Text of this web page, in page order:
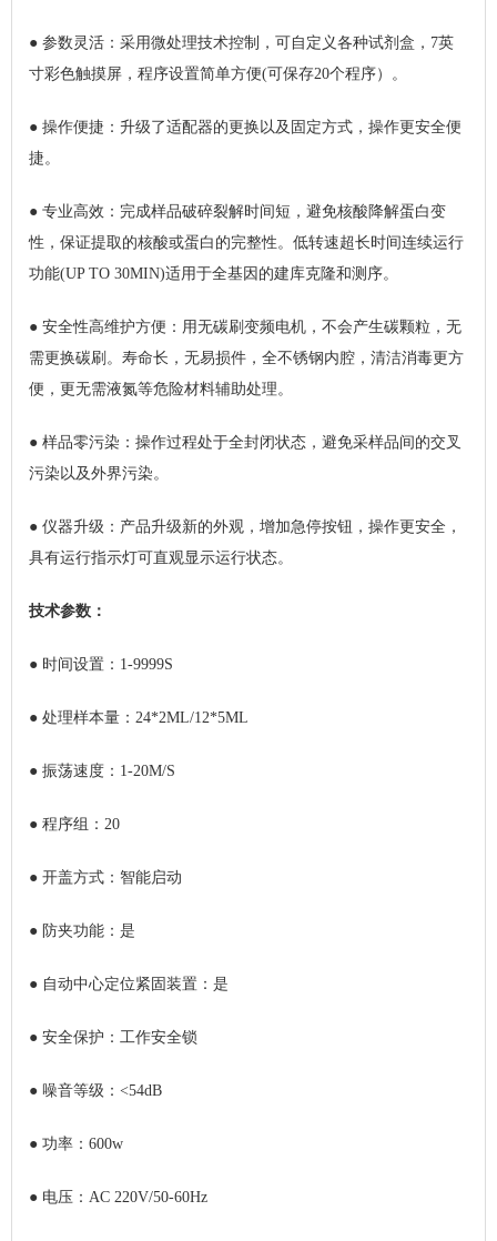
● 参数灵活：采用微处理技术控制，可自定义各种试剂盒，7英
寸彩色触摸屏，程序设置简单方便(可保存20个程序）。
● 操作便捷：升级了适配器的更换以及固定方式，操作更安全便
捷。
● 专业高效：完成样品破碎裂解时间短，避免核酸降解蛋白变
性，保证提取的核酸或蛋白的完整性。低转速超长时间连续运行
功能(UP TO 30MIN)适用于全基因的建库克隆和测序。
● 安全性高维护方便：用无碳刷变频电机，不会产生碳颗粒，无
需更换碳刷。寿命长，无易损件，全不锈钢内腔，清洁消毒更方
便，更无需液氮等危险材料辅助处理。
● 样品零污染：操作过程处于全封闭状态，避免采样品间的交叉
污染以及外界污染。
● 仪器升级：产品升级新的外观，增加急停按钮，操作更安全，
具有运行指示灯可直观显示运行状态。
技术参数：
● 时间设置：1-9999S
● 处理样本量：24*2ML/12*5ML
● 振荡速度：1-20M/S
● 程序组：20
● 开盖方式：智能启动
● 防夹功能：是
● 自动中心定位紧固装置：是
● 安全保护：工作安全锁
● 噪音等级：<54dB
● 功率：600w
● 电压：AC 220V/50-60Hz